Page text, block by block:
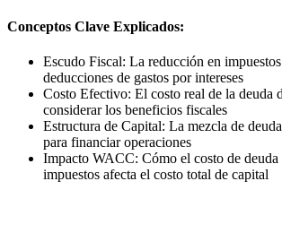
Conceptos Clave Explicados:
Escudo Fiscal: La reducción en
deducciones de gastos por intereses
Costo Efectivo: El costo real de la deuda
considerar los beneficios fiscales
Estructura de Capital: La mezcla de
para financiar operaciones
Impacto WACC: Cómo el costo de deuda
impuestos afecta el costo total de capital